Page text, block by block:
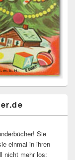
Sie
einmal in ihren
nicht mehr los: